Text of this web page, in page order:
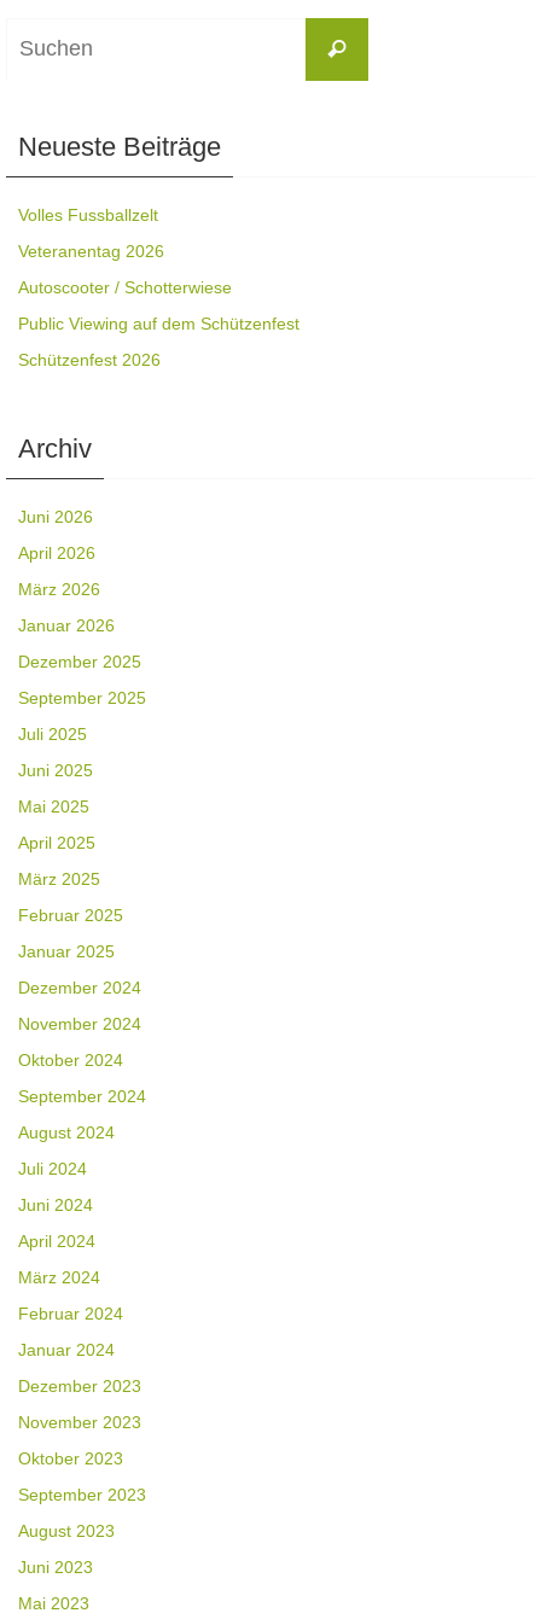
Suchen
Neueste Beiträge
Volles Fussballzelt
Veteranentag 2026
Autoscooter / Schotterwiese
Public Viewing auf dem Schützenfest
Schützenfest 2026
Archiv
Juni 2026
April 2026
März 2026
Januar 2026
Dezember 2025
September 2025
Juli 2025
Juni 2025
Mai 2025
April 2025
März 2025
Februar 2025
Januar 2025
Dezember 2024
November 2024
Oktober 2024
September 2024
August 2024
Juli 2024
Juni 2024
April 2024
März 2024
Februar 2024
Januar 2024
Dezember 2023
November 2023
Oktober 2023
September 2023
August 2023
Juni 2023
Mai 2023